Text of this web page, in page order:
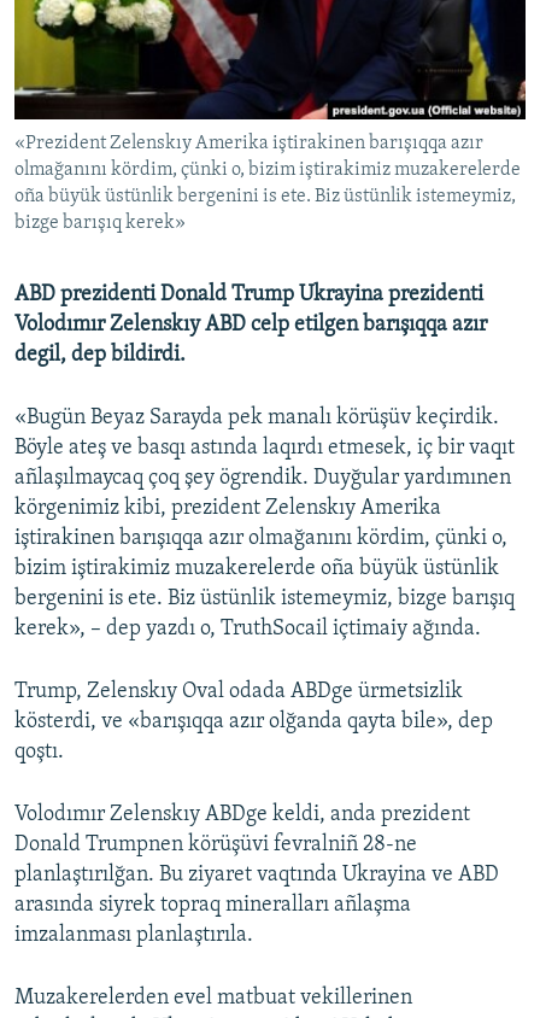
Русский
Українською
QOŞULIÑIZ!
«Prezident Zelenskıy Amerika iştirakinen barışıqqa azır
olmağanını kördim, çünki o, bizim iştirakimiz muzakerelerde
oña büyük üstünlik bergenini is ete. Biz üstünlik istemeymiz,
bizge barışıq kerek»
ABD prezidenti Donald Trump Ukrayina prezidenti
Volodımır Zelenskıy ABD celp etilgen barışıqqa azır
degil, dep bildirdi.
«Bugün Beyaz Sarayda pek manalı körüşüv keçirdik.
Böyle ateş ve basqı astında laqırdı etmesek, iç bir vaqıt
añlaşılmaycaq çoq şey ögrendik. Duyğular yardımınen
körgenimiz kibi, prezident Zelenskıy Amerika
iştirakinen barışıqqa azır olmağanını kördim, çünki o,
bizim iştirakimiz muzakerelerde oña büyük üstünlik
bergenini is ete. Biz üstünlik istemeymiz, bizge barışıq
kerek», – dep yazdı o, TruthSocail içtimaiy ağında.
Trump, Zelenskıy Oval odada ABDge ürmetsizlik
kösterdi, ve «barışıqqa azır olğanda qayta bile», dep
qoştı.
Volodımır Zelenskıy ABDge keldi, anda prezident
Donald Trumpnen körüşüvi fevralniñ 28-ne
planlaştırılğan. Bu ziyaret vaqtında Ukrayina ve ABD
arasında siyrek topraq mineralları añlaşma
imzalanması planlaştırıla.
Muzakerelerden evel matbuat vekillerinen